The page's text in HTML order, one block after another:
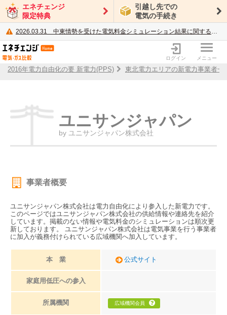
エネチェンジ
限定特典
引越し先での
電気の手続き
2026.03.31 中東情勢を受けた電気料金シミュレーション結果に関するご案内
電力・ガス比較サイト エネチェンジ
ログイン メニュー
2016年電力自由化の要 新電力(PPS) 東北電力エリアの新電力事業者一
ユニサンジャパン
by ユニサンジャパン株式会社
事業者概要
ユニサンジャパン株式会社は電力自由化により参入した新電力です。
このページではユニサンジャパン株式会社の供給情報や連絡先を紹介
しています。掲載のない情報や電気料金のシミュレーションは順次更
新しております。 ユニサンジャパン株式会社は電気事業を行う事業者
に加入が義務付けられている広域機関へ加入しています。
本 業 公式サイト
家庭用低圧への参入
所属機関 広域機関会員